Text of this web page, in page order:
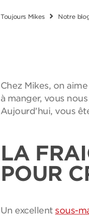
Toujours Mikes Notre
Chez Mikes, on
à manger, vous
Aujourd’hui, vous
LA
POUR
Un excellent sous-